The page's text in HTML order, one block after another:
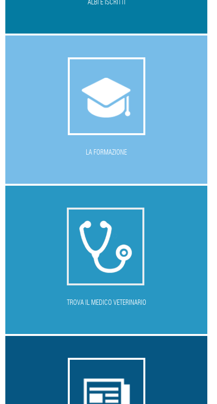
ALBI E ISCRITTI
LA FORMAZIONE
TROVA IL MEDICO VETERINARIO